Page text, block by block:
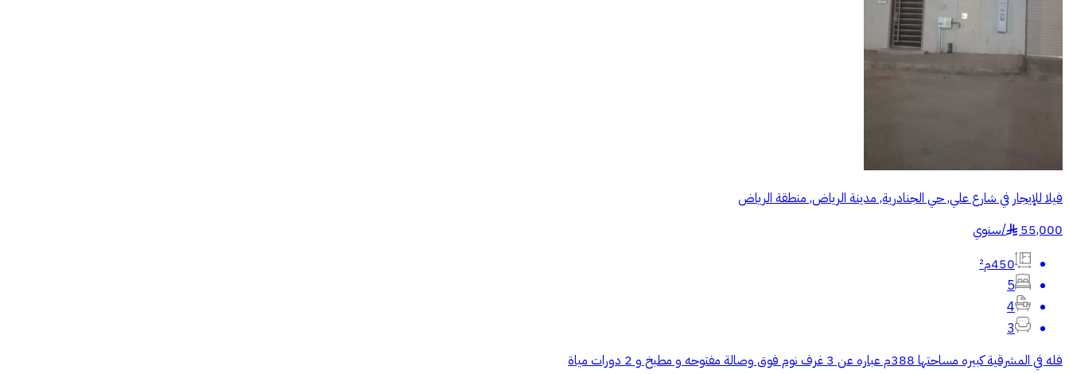
فيلا للإيجار في شارع علي, حي الجنادرية, مدينة الرياض, منطقة الرياض
55,000
§
/سنوي
450م²
5
4
3
فله في المشرقية كبيره مساحتها 388م عباره عن 3 غرف نوم فوق وصالة مفتوحه و مطبخ و 2 دورات مياة